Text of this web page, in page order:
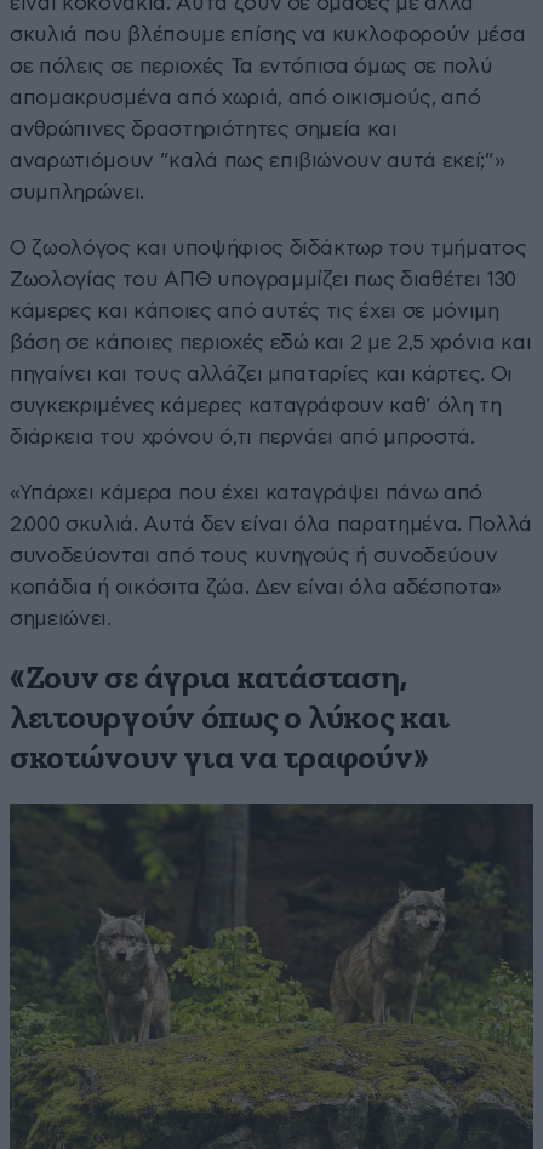
σκυλιά που βλέπουμε επίσης να κυκλοφορούν μέσα
σε πόλεις σε περιοχές Τα εντόπισα όμως σε πολύ
απομακρυσμένα από χωριά, από οικισμούς, από
ανθρώπινες δραστηριότητες σημεία και
αναρωτιόμουν ”καλά πως επιβιώνουν αυτά εκεί;”»
συμπληρώνει.
Ο ζωολόγος και υποψήφιος διδάκτωρ του τμήματος
Ζωολογίας του ΑΠΘ υπογραμμίζει πως διαθέτει 130
κάμερες και κάποιες από αυτές τις έχει σε μόνιμη
βάση σε κάποιες περιοχές εδώ και 2 με 2,5 χρόνια και
πηγαίνει και τους αλλάζει μπαταρίες και κάρτες. Οι
συγκεκριμένες κάμερες καταγράφουν καθ’ όλη τη
διάρκεια του χρόνου ό,τι περνάει από μπροστά.
«Υπάρχει κάμερα που έχει καταγράψει πάνω από
2.000 σκυλιά. Αυτά δεν είναι όλα παρατημένα. Πολλά
συνοδεύονται από τους κυνηγούς ή συνοδεύουν
κοπάδια ή οικόσιτα ζώα. Δεν είναι όλα αδέσποτα»
σημειώνει.
«Ζουν σε άγρια κατάσταση,
λειτουργούν όπως ο λύκος και
σκοτώνουν για να τραφούν»